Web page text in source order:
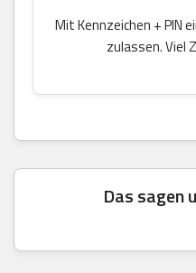
Mit Kennzeichen + PIN
zulassen. Viel
Das sagen